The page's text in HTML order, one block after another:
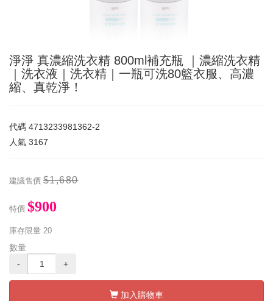
淨淨 真濃縮洗衣精 800ml補充瓶 ｜濃縮洗衣精
｜洗衣液｜洗衣精｜一瓶可洗80籃衣服、高濃
縮、真乾淨！
代碼 4713233981362-2
人氣 3167
建議售價 $1,680
特價 $900
庫存限量 20
數量
-
+
加入購物車